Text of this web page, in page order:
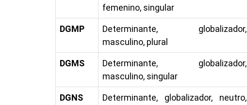
femenino, singular
DGMP
Determinante, globalizador,
masculino, plural
DGMS
Determinante, globalizador,
masculino, singular
DGNS
Determinante, globalizador, neutro,